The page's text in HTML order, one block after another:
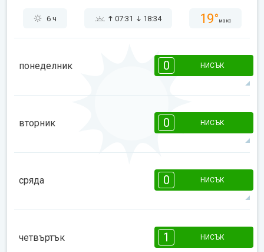
6 ч 07:31 18:34 19° макс
понеделник 0 НИСЪК
14:00 16:00 18:00
18:35 15°
вторник 0 НИСЪК
14:00 16:00 18:00
18:35 12°
сряда 0 НИСЪК
14:00 16:00 18:00
18:36 14°
четвъртък 1 НИСЪК